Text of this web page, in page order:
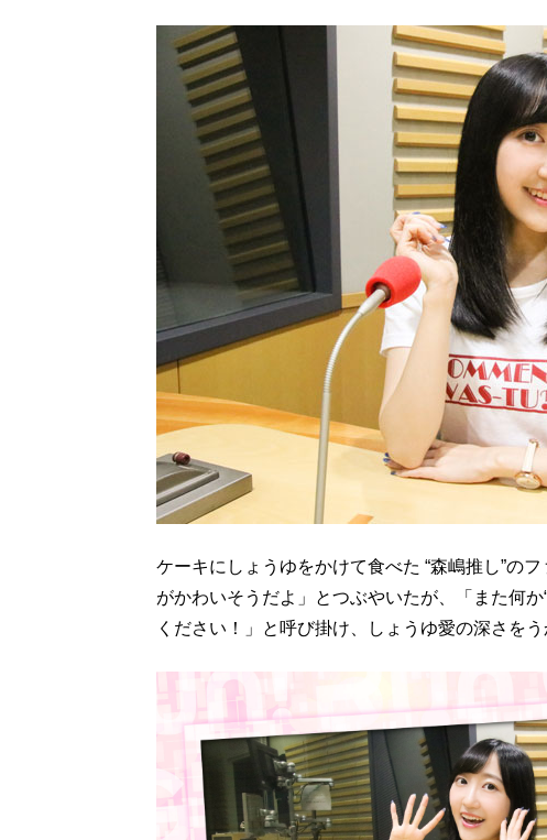
ケーキにしょうゆをかけて食べた “森嶋推し”の
がかわいそうだよ」とつぶやいたが、「また何
ください！」と呼び掛け、しょうゆ愛の深さをう